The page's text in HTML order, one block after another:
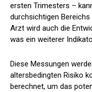
ersten Trimesters –
durchsichtigen
Arzt wird auch die
was ein weiterer
Diese Messungen
altersbedingten Risiko
berechnet, um das